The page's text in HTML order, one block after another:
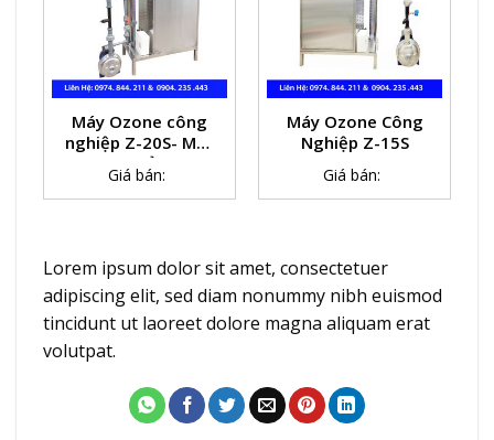
Máy Ozone công
nghiệp Z-20S- Máy
Ozone khử trùng
nước
Giá bán:
Máy Ozone Công
Nghiệp Z-15S
Giá bán:
Lorem ipsum dolor sit amet, consectetuer
adipiscing elit, sed diam nonummy nibh euismod
tincidunt ut laoreet dolore magna aliquam erat
volutpat.